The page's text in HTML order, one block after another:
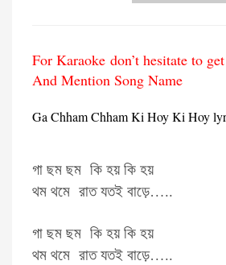
For Karaoke don’t hesitate to
And Mention Song Name
Ga Chham Chham Ki Hoy Ki Hoy
গা ছম ছম কি হয় কি হয়
থম থমে রাত যতই বাড়ে…..
গা ছম ছম কি হয় কি হয়
থম থমে রাত যতই বাড়ে…..